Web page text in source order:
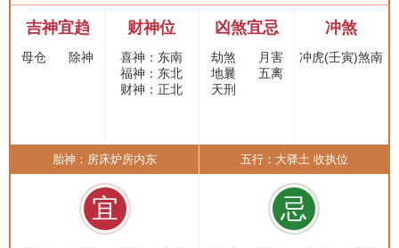
吉神宜趋
母仓 除神
财神位
喜神：东南
福神：东北
财神：正北
胎神：房床炉房内东
宜
凶煞宜忌
劫煞
月害
地曩
五离
天刑
冲煞
冲虎(壬寅)煞南
五行：大驿土 收执位
忌